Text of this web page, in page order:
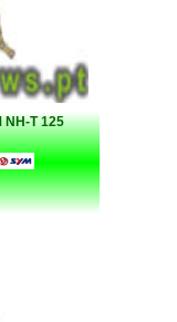
NH-T 125